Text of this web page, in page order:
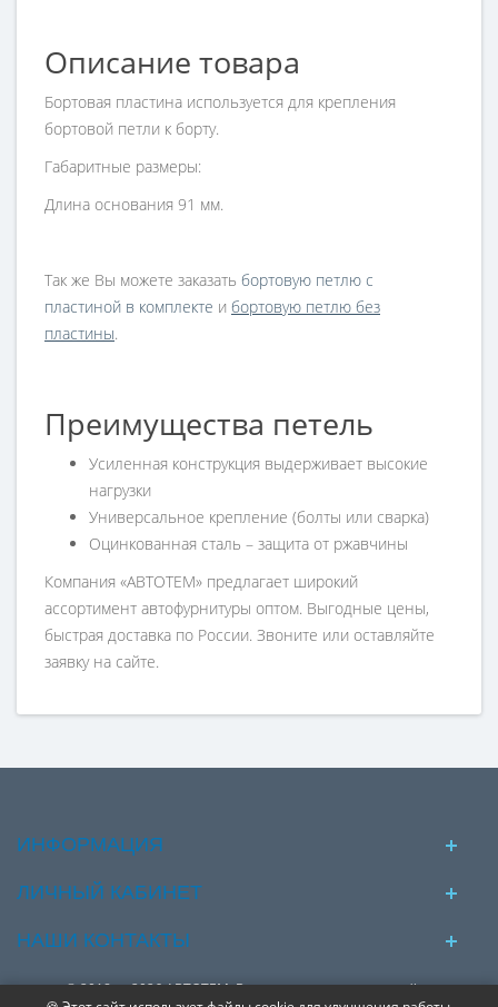
Описание товара
Бортовая пластина используется для крепления
бортовой петли к борту.
Габаритные размеры:
Длина основания 91 мм.
Так же Вы можете заказать бортовую петлю с
пластиной в комплекте и бортовую петлю без
пластины.
Преимущества петель
Усиленная конструкция выдерживает высокие
нагрузки
Универсальное крепление (болты или сварка)
Оцинкованная сталь – защита от ржавчины
Компания «АВТОТЕМ» предлагает широкий
ассортимент автофурнитуры оптом. Выгодные цены,
быстрая доставка по России. Звоните или оставляйте
заявку на сайте.
ИНФОРМАЦИЯ
ЛИЧНЫЙ КАБИНЕТ
НАШИ КОНТАКТЫ
© 2018 — 2026 АВТОТЕМ. Вся представленная на сайте